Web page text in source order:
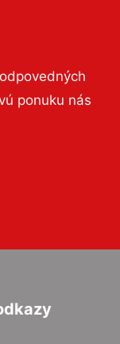
ponuku nás